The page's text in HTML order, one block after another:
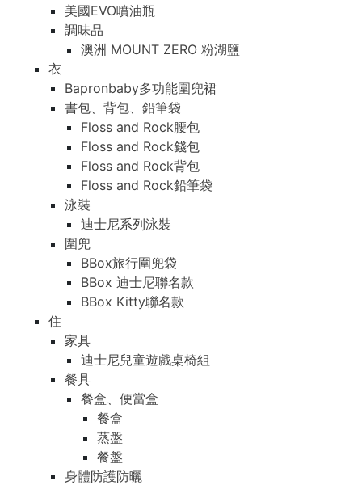
美國EVO噴油瓶
調味品
澳洲 MOUNT ZERO 粉湖鹽
衣
Bapronbaby多功能圍兜裙
書包、背包、鉛筆袋
Floss and Rock腰包
Floss and Rock錢包
Floss and Rock背包
Floss and Rock鉛筆袋
泳裝
迪士尼系列泳裝
圍兜
BBox旅行圍兜袋
BBox 迪士尼聯名款
BBox Kitty聯名款
住
家具
迪士尼兒童遊戲桌椅組
餐具
餐盒、便當盒
餐盒
蒸盤
餐盤
身體防護防曬